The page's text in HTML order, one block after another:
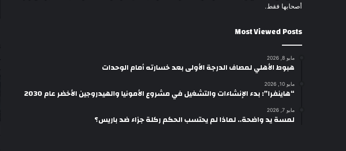
أصحابها فقط.
Most Viewed Posts
مايو 8, 2026
هبوط الأهلي لمصاف الدرجة الأولى بعد خسارته أمام الوحدات
مايو 10, 2026
“هاينفرا”: بدء الإنشاءات والتشغيل في مشروع الأمونيا والهيدروجين الأخضر عام 2030
مايو 7, 2026
لمسة يد واضحة.. لماذا لم يحتسب الحكم ركلة جزاء ضد باريس؟